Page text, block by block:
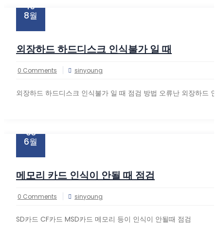
15
8월
외장하드 하드디스크 인식불가 일 때
0 Comments sinyoung
외장하드 하드디스크 인식불가 일 때 점검 방법 오류난 외장하드
03
6월
메모리 카드 인식이 안될 때 점검
0 Comments sinyoung
SD카드 CF카드 MSD카드 메모리 등이 인식이 안될때 점검